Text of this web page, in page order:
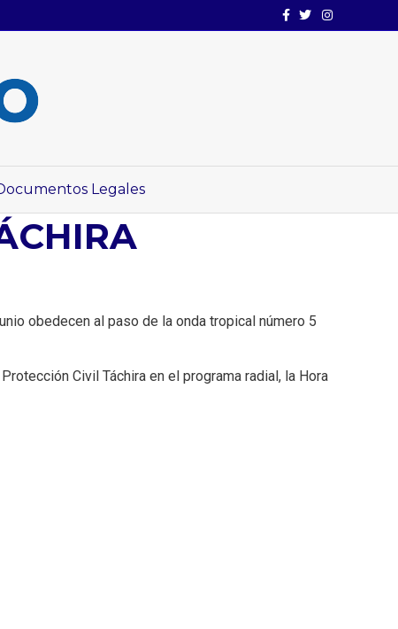
Facebook
TwitterInstagram
Legales
obedecen al paso de la onda tropical número 5
Civil Táchira en el programa radial, la Hora